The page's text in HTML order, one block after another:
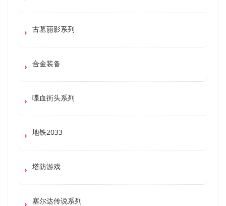
古墓丽影系列
合金装备
喋血街头系列
地铁2033
塔防游戏
塞尔达传说系列